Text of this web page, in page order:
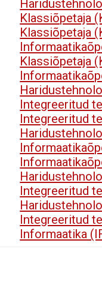
Klassiõpetaja
Klassiõpetaja
Klassiõpetaja
Integreeritud
Integreeritud
Integreeritud
Integreeritud
Informaatika